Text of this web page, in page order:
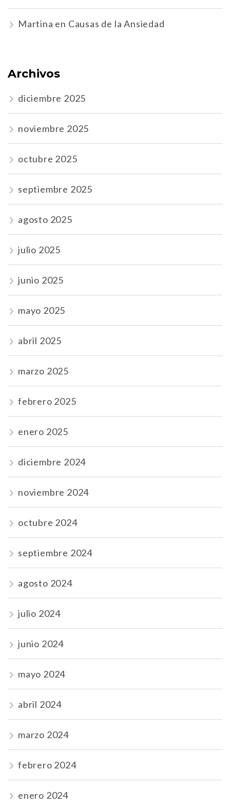
Martina en Causas de la Ansiedad
Archivos
diciembre 2025
noviembre 2025
octubre 2025
septiembre 2025
agosto 2025
julio 2025
junio 2025
mayo 2025
abril 2025
marzo 2025
febrero 2025
enero 2025
diciembre 2024
noviembre 2024
octubre 2024
septiembre 2024
agosto 2024
julio 2024
junio 2024
mayo 2024
abril 2024
marzo 2024
febrero 2024
enero 2024